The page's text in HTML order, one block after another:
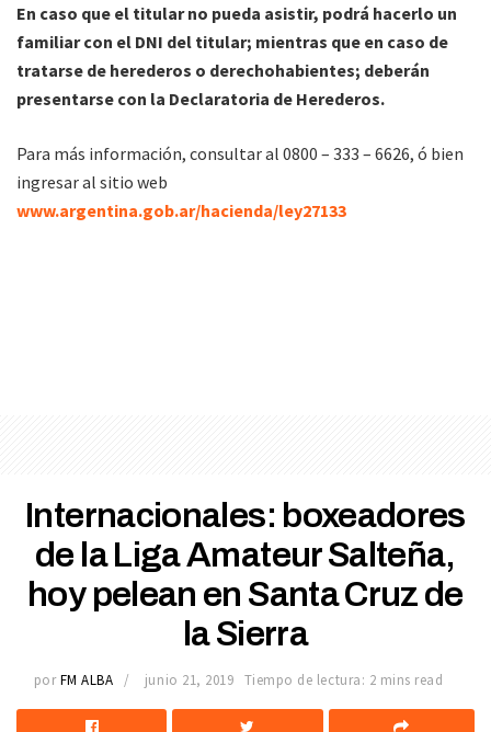
En caso que el titular no pueda asistir, podrá hacerlo un
familiar con el DNI del titular; mientras que en caso de
tratarse de herederos o derechohabientes; deberán
presentarse con la Declaratoria de Herederos.
Para más información, consultar al 0800 – 333 – 6626, ó bien
ingresar al sitio web
www.argentina.gob.ar/hacienda/ley27133
Internacionales: boxeadores
de la Liga Amateur Salteña,
hoy pelean en Santa Cruz de
la Sierra
por FM ALBA junio 21, 2019 Tiempo de lectura: 2 mins read